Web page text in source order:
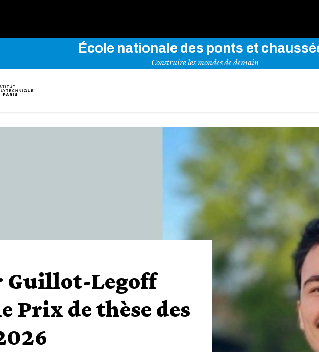
École nationale des ponts et
Construire les mondes de demain
Legoff
Prix de thèse des